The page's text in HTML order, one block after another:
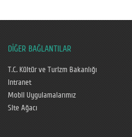
DİĞER BAĞLANTILAR
T.C. Kültür ve Turizm Bakanlığı
Intranet
Mobil Uygulamalarımız
Site Ağacı